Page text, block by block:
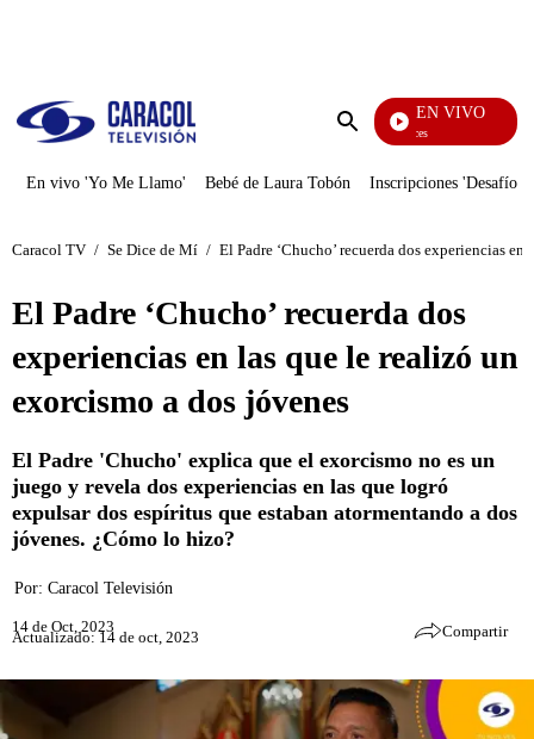
Enviar
EN VIVO
Sábados Felices
En vivo 'Yo Me Llamo' Bebé de Laura Tobón Inscripciones 'Desafío'
Caracol TV / Se Dice de Mí / El Padre ‘Chucho’ recuerda dos experiencias
El Padre ‘Chucho’ recuerda dos
experiencias en las que le realizó un
exorcismo a dos jóvenes
El Padre 'Chucho' explica que el exorcismo no es un
juego y revela dos experiencias en las que logró
expulsar dos espíritus que estaban atormentando a dos
jóvenes. ¿Cómo lo hizo?
Por: Caracol Televisión
14 de Oct, 2023
Actualizado: 14 de oct, 2023 Compartir